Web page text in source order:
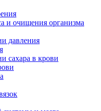
и очищения организма
давления
сахара в крови